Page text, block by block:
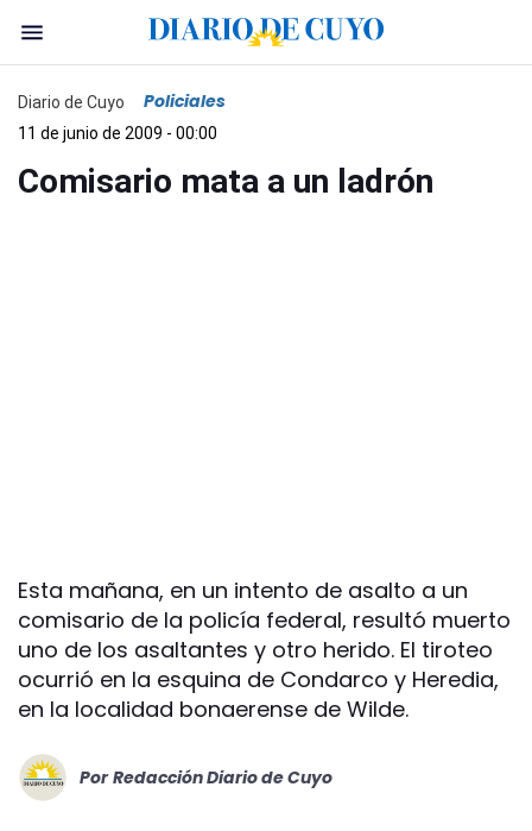
Diario de Cuyo Policiales
11 de junio de 2009 - 00:00
Comisario mata a un ladrón
Esta mañana, en un intento de asalto a un
comisario de la policía federal, resultó muerto
uno de los asaltantes y otro herido. El tiroteo
ocurrió en la esquina de Condarco y Heredia,
en la localidad bonaerense de Wilde.
Por Redacción Diario de Cuyo